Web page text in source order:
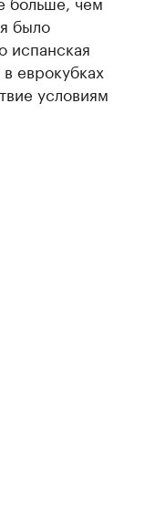
было
испанская
еврокубках
условиям